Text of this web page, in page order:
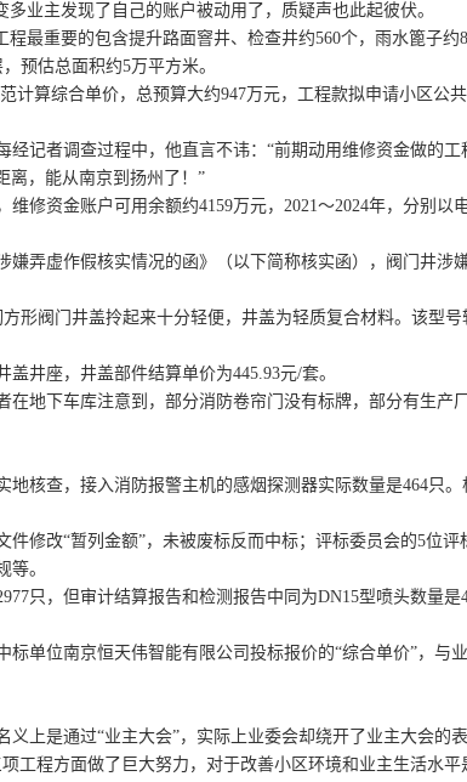
主发现了自己的账户被动用了，质疑声也此起彼伏。
重要的包含提升路面窨井、检查井约560个，雨水篦子约
预估总面积约5万平方米。
算综合单价，总预算大约947万元，工程款拟申请小区公共
者调查过程中，他直言不讳：“前期动用维修资金做的工
，能从南京到扬州了！”
资金账户可用余额约4159万元，2021～2024年，分别以
虚作假核实情况的函》（以下简称核实函），阀门井涉嫌
阀门井盖拎起来十分轻便，井盖为轻质复合材料。该型号
井座，井盖部件结算单价为445.93元/套。
下车库注意到，部分消防卷帘门没有标牌，部分有生产
查，接入消防报警主机的感烟探测器实际数量是464只
改“暂列金额”，未被废标反而中标；评标委员会的5位评
等。
，但审计结算报告和检测报告中同为DN15型喷头数量是
位南京恒天伟智能有限公司投标报价的“综合单价”，与
是通过“业主大会”，实际上业委会却绕开了业主大会的表
程方面做了巨大努力，对于改善小区环境和业主生活水平